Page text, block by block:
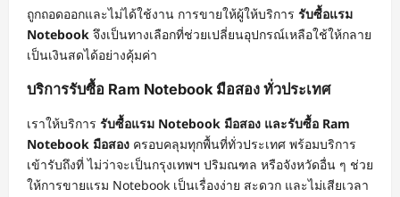
ถูกถอดออกและไม่ได้ใช้งาน การขายให้ผู้ให้บริการ รับซื้อแรม
Notebook จึงเป็นทางเลือกที่ช่วยเปลี่ยนอุปกรณ์เหลือใช้ให้กลาย
เป็นเงินสดได้อย่างคุ้มค่า
บริการรับซื้อ Ram Notebook มือสอง ทั่วประเทศ
เราให้บริการ รับซื้อแรม Notebook มือสอง และรับซื้อ Ram
Notebook มือสอง ครอบคลุมทุกพื้นที่ทั่วประเทศ พร้อมบริการ
เข้ารับถึงที่ ไม่ว่าจะเป็นกรุงเทพฯ ปริมณฑล หรือจังหวัดอื่น ๆ ช่วย
ให้การขายแรม Notebook เป็นเรื่องง่าย สะดวก และไม่เสียเวลา